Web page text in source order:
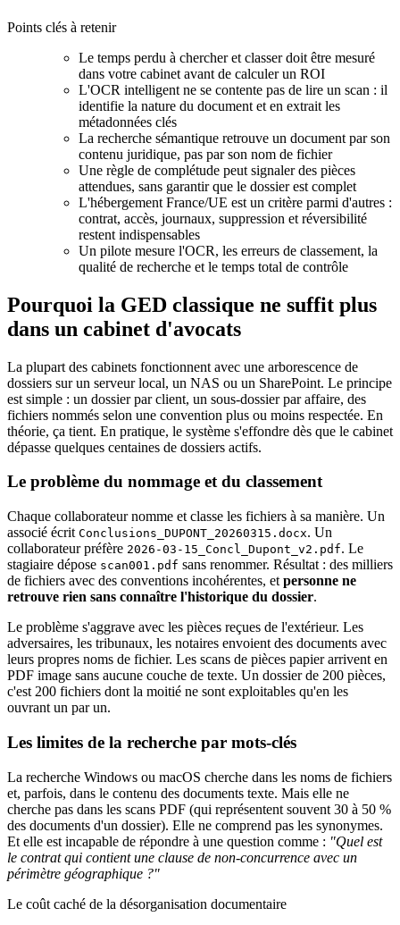
Points clés à retenir
Le temps perdu à chercher et classer doit être mesuré
dans votre cabinet avant de calculer un ROI
L'OCR intelligent ne se contente pas de lire un scan : il
identifie la nature du document et en extrait les
métadonnées clés
La recherche sémantique retrouve un document par son
contenu juridique, pas par son nom de fichier
Une règle de complétude peut signaler des pièces
attendues, sans garantir que le dossier est complet
L'hébergement France/UE est un critère parmi d'autres :
contrat, accès, journaux, suppression et réversibilité
restent indispensables
Un pilote mesure l'OCR, les erreurs de classement, la
qualité de recherche et le temps total de contrôle
Pourquoi la GED classique ne suffit plus
dans un cabinet d'avocats
La plupart des cabinets fonctionnent avec une arborescence de
dossiers sur un serveur local, un NAS ou un SharePoint. Le principe
est simple : un dossier par client, un sous-dossier par affaire, des
fichiers nommés selon une convention plus ou moins respectée. En
théorie, ça tient. En pratique, le système s'effondre dès que le cabinet
dépasse quelques centaines de dossiers actifs.
Le problème du nommage et du classement
Chaque collaborateur nomme et classe les fichiers à sa manière. Un
associé écrit Conclusions_DUPONT_20260315.docx. Un
collaborateur préfère 2026-03-15_Concl_Dupont_v2.pdf. Le
stagiaire dépose scan001.pdf sans renommer. Résultat : des milliers
de fichiers avec des conventions incohérentes, et personne ne
retrouve rien sans connaître l'historique du dossier.
Le problème s'aggrave avec les pièces reçues de l'extérieur. Les
adversaires, les tribunaux, les notaires envoient des documents avec
leurs propres noms de fichier. Les scans de pièces papier arrivent en
PDF image sans aucune couche de texte. Un dossier de 200 pièces,
c'est 200 fichiers dont la moitié ne sont exploitables qu'en les
ouvrant un par un.
Les limites de la recherche par mots-clés
La recherche Windows ou macOS cherche dans les noms de fichiers
et, parfois, dans le contenu des documents texte. Mais elle ne
cherche pas dans les scans PDF (qui représentent souvent 30 à 50 %
des documents d'un dossier). Elle ne comprend pas les synonymes.
Et elle est incapable de répondre à une question comme : "Quel est
le contrat qui contient une clause de non-concurrence avec un
périmètre géographique ?"
Le coût caché de la désorganisation documentaire